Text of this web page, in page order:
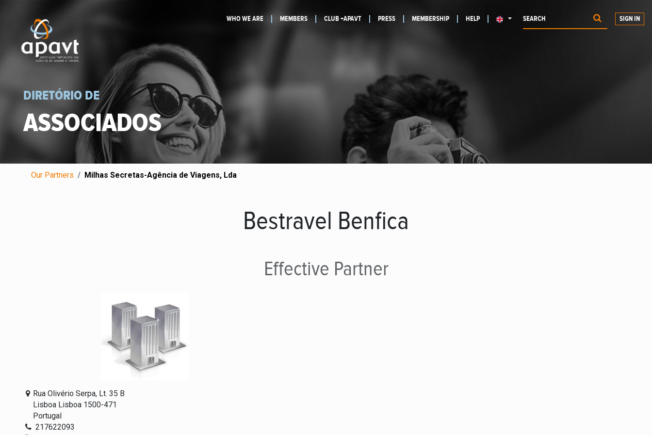
WHO WE ARE MEMBERS CLUB +APAVT PRESS MEMBERSHIP HELP SIGN IN
DIRETÓRIO DE
ASSOCIADOS
Our Partners Milhas Secretas-Agência de Viagens, Lda
Bestravel Benfica
Effective Partner
Rua Olivério Serpa, Lt. 35 B
Lisboa Lisboa 1500-471
Portugal
217622093